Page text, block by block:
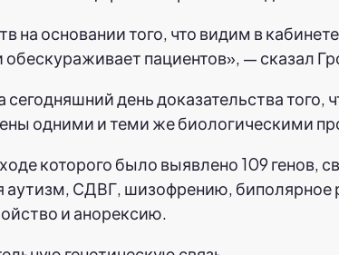
основании того, что видим в
пациентов», — сказал
день доказательства
одними и теми же биологическими
которого было выявлено 109
СДВГ, шизофрению, биполярное
и анорексию.